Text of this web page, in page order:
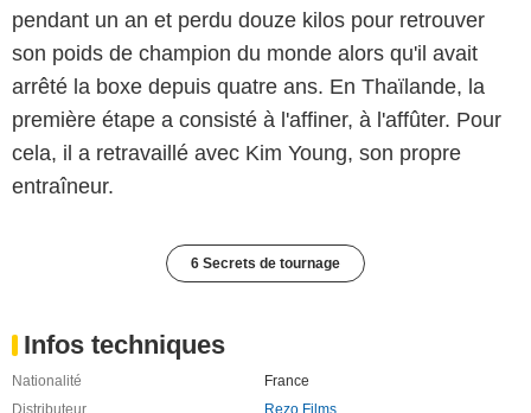
pendant un an et perdu douze kilos pour retrouver
son poids de champion du monde alors qu'il avait
arrêté la boxe depuis quatre ans. En Thaïlande, la
première étape a consisté à l'affiner, à l'affûter. Pour
cela, il a retravaillé avec Kim Young, son propre
entraîneur.
6 Secrets de tournage
Infos techniques
Nationalité
France
Distributeur
Rezo Films